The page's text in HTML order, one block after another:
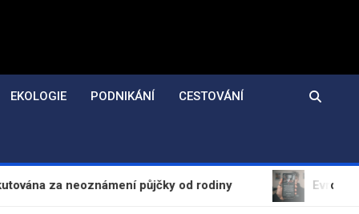
EKOLOGIE PODNIKÁNÍ CESTOVÁNÍ
půjčky od rodiny Evropská komise